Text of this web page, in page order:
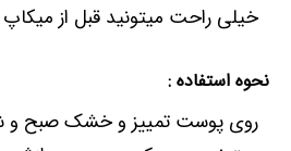
خیلی راحت میتونید قبل از
نحوه استفاده :
روی پوست تمییز و خشک صبح و